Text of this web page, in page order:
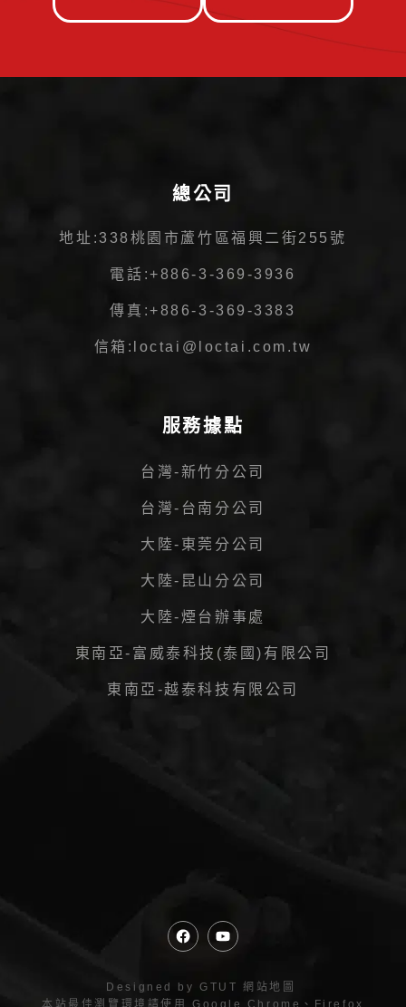
總公司
地址:338桃園市蘆竹區福興二街255號
電話:+886-3-369-3936
傳真:+886-3-369-3383
信箱: loctai@loctai.com.tw
服務據點
台灣-新竹分公司
台灣-台南分公司
大陸-東莞分公司
大陸-昆山分公司
大陸-煙台辦事處
東南亞-富威泰科技(泰國)有限公司
東南亞-越泰科技有限公司
Designed byGTUT 網站地圖
本站最佳瀏覽環境請使用 Google Chrome、Firefox